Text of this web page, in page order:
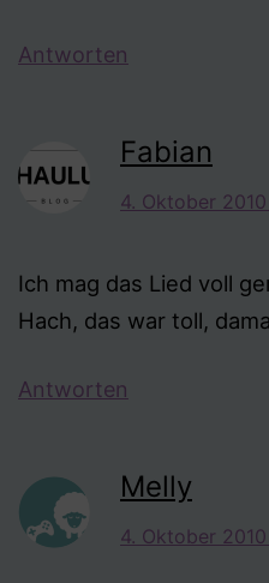
Antworten
Fabian
4. Oktober
Ich mag das Lied voll
Hach, das war toll,
Antworten
Melly
4. Oktober